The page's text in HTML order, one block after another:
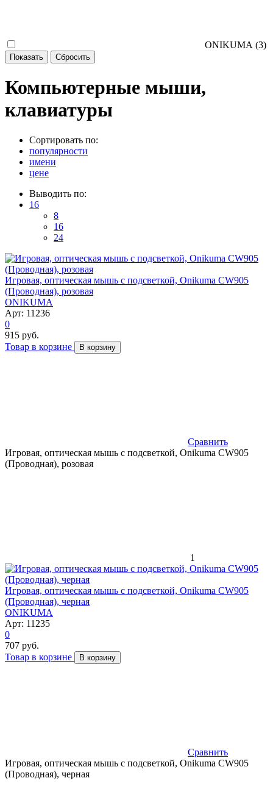
ONIKUMA (3)
Компьютерные мыши,
клавиатуры
Сортировать по:
популярности
имени
цене
Выводить по:
16
8
16
24
Игровая, оптическая мышь с подсветкой, Onikuma CW905
(Проводная), розовая
ONIKUMA
Арт: 11236
0
915 руб.
Товар в корзине
В корзину
Сравнить
Игровая, оптическая мышь с подсветкой, Onikuma CW905
(Проводная), розовая
1
Игровая, оптическая мышь с подсветкой, Onikuma CW905
(Проводная), черная
ONIKUMA
Арт: 11235
0
707 руб.
Товар в корзине
В корзину
Сравнить
Игровая, оптическая мышь с подсветкой, Onikuma CW905
(Проводная), черная